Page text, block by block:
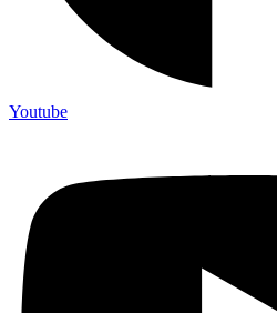
Youtube